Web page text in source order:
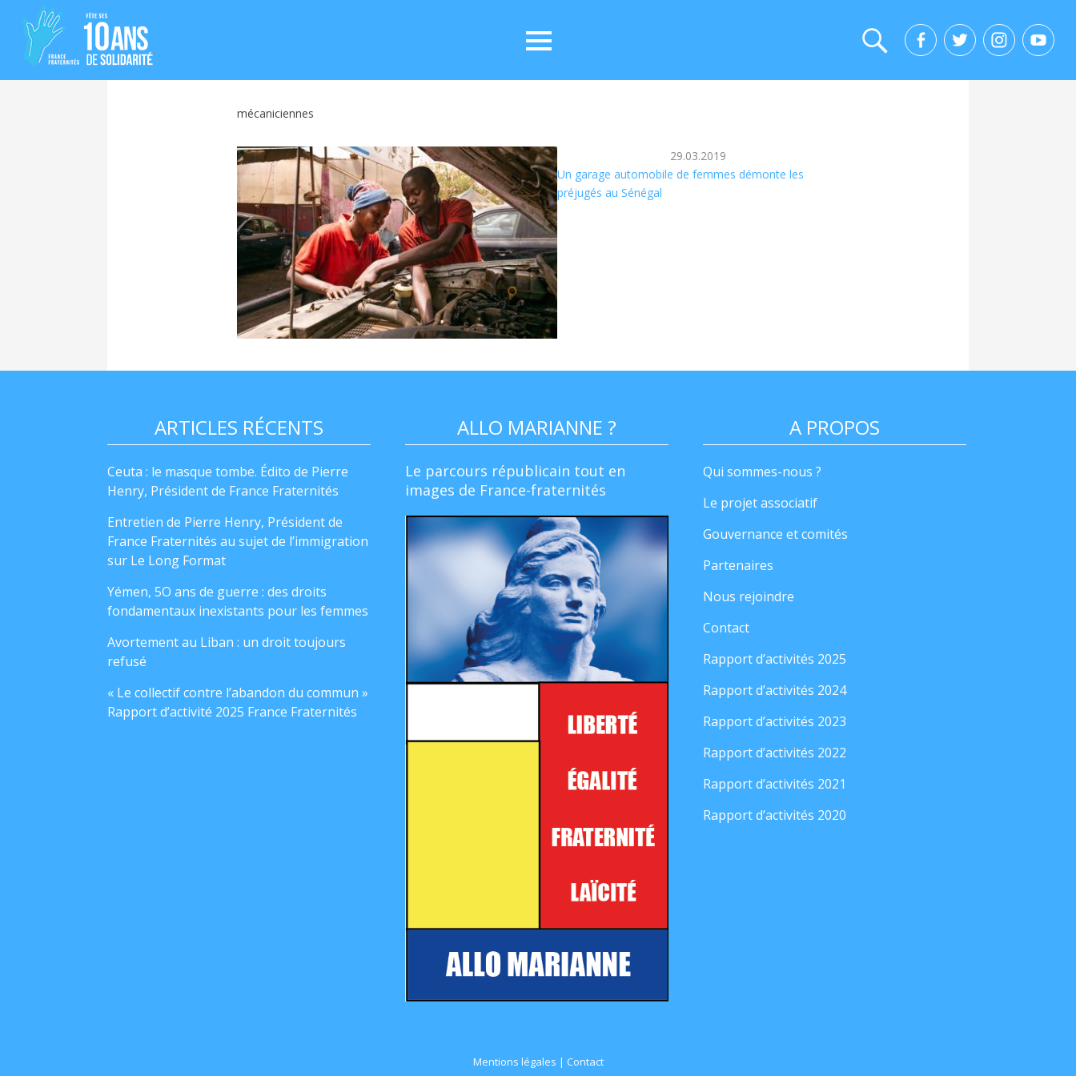
mécaniciennes
29.03.2019
Un garage automobile de femmes démonte les
préjugés au Sénégal
ARTICLES RÉCENTS
Ceuta : le masque tombe. Édito de Pierre
Henry, Président de France Fraternités
Entretien de Pierre Henry, Président de
France Fraternités au sujet de l’immigration
sur Le Long Format
Yémen, 5O ans de guerre : des droits
fondamentaux inexistants pour les femmes
Avortement au Liban : un droit toujours
refusé
« Le collectif contre l’abandon du commun »
Rapport d’activité 2025 France Fraternités
ALLO MARIANNE ?
Le parcours républicain tout en
images de France-fraternités
A PROPOS
Qui sommes-nous ?
Le projet associatif
Gouvernance et comités
Partenaires
Nous rejoindre
Contact
Rapport d’activités 2025
Rapport d’activités 2024
Rapport d’activités 2023
Rapport d’activités 2022
Rapport d’activités 2021
Rapport d’activités 2020
Mentions légales | Contact